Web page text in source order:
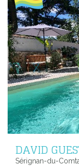
DAVID
Sérignan-du-